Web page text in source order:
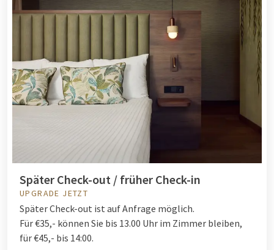
Später Check-out / früher Check-in
UPGRADE JETZT
Später Check-out ist auf Anfrage möglich.
Für €35,- können Sie bis 13.00 Uhr im Zimmer bleiben,
für €45,- bis 14:00.